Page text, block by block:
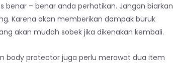
– benar anda perhatikan. Jangan biarkan
Karena akan memberikan dampak buruk
akan mudah sobek jika dikenakan kembali.
body protector juga perlu merawat dua item